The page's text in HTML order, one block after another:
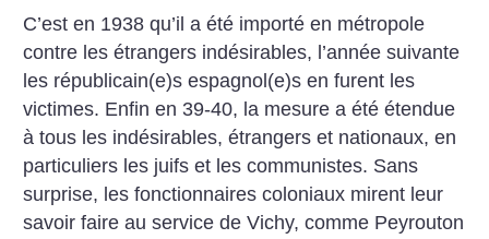
C’est en 1938 qu’il a été importé en métropole
contre les étrangers indésirables, l’année suivante
les républicain(e)s espagnol(e)s en furent les
victimes. Enfin en 39-40, la mesure a été étendue
à tous les indésirables, étrangers et nationaux, en
particuliers les juifs et les communistes. Sans
surprise, les fonctionnaires coloniaux mirent leur
savoir faire au service de Vichy, comme Peyrouton